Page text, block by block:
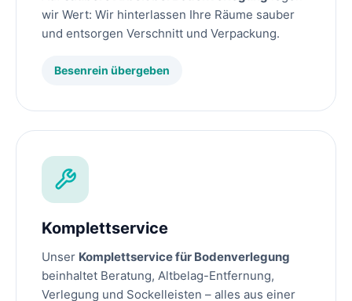
wir Wert: Wir hinterlassen Ihre Räume sauber
und entsorgen Verschnitt und Verpackung.
Besenrein übergeben
Komplettservice
Unser Komplettservice für Bodenverlegung
beinhaltet Beratung, Altbelag-Entfernung,
Verlegung und Sockelleisten – alles aus einer